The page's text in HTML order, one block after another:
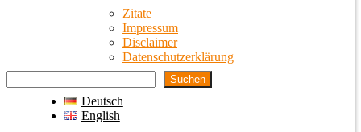
Zitate
Impressum
Disclaimer
Datenschutzerklärung
Suchen
Deutsch
English